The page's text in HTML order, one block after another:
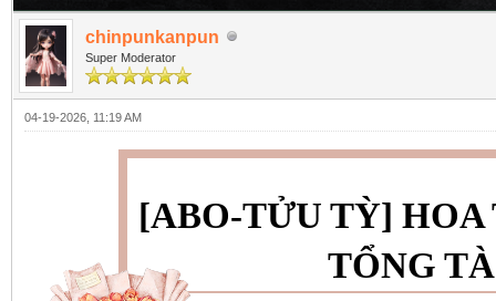
chinpunkanpun
Super Moderator
04-19-2026, 11:19 AM
[ABO-TỬU TỲ]
TỔNG